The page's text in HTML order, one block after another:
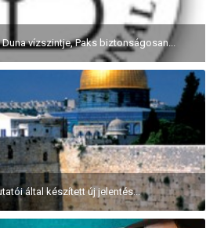
vízszintje, Paks biztonságosan...
által készített új jelentés...